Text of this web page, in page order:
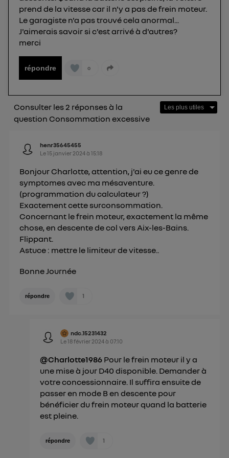
prend de la vitesse car il n'y a pas de frein moteur.
Le garagiste n'a pas trouvé cela anormal...
J'aimerais savoir si c'est arrivé à d'autres?
merci
répondre 0
Consulter les 2 réponses à la
question Consommation excessive
henr35645455
Le15 janvier 2024à15:18
Bonjour Charlotte, attention, j'ai eu ce genre de
symptomes avec ma mésaventure.
(programmation du calculateur ?)
Exactement cette surconsommation.
Concernant le frein moteur, exactement la même
chose, en descente de col vers Aix-les-Bains.
Flippant.
Astuce : mettre le limiteur de vitesse..
Bonne Journée
répondre 1
ndc.15231432
Le18 février 2024à 07:10
@Charlotte1986 Pour le frein moteur il y a
une mise à jour D40 disponible. Demander à
votre concessionnaire. Il suffira ensuite de
passer en mode B en descente pour
bénéficier du frein moteur quand la batterie
est pleine.
répondre 1
même connexion et ayant consenties se verront
attribuer le même identifiant. En général :
Pour une connexion foyer
(ex : Wi-Fi), la personnalisation sera basée
Pour une
Vous pouvez à tout moment retirer ce
consentement sur
") ou via la page « gérer Utiq » en bas de ce site.
Pour plus d'informations, veuillez consulterla
Politique d'information sur les données